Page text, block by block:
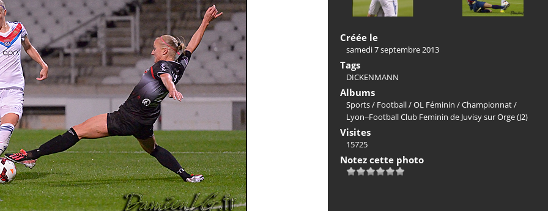
Créée le
samedi 7 septembre 2013
Tags
DICKENMANN
Albums
Sports/ Football/OL Féminin /Championnat/
Lyon−Football Club Feminin de Juvisy sur Orge (J2)
Visites
15725
Notez cette photo